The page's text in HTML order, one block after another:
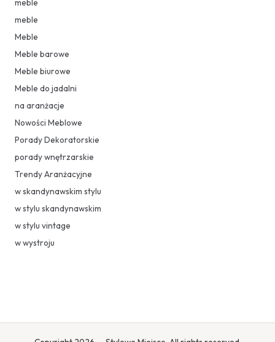
meble
meble
Meble
Meble barowe
Meble biurowe
Meble do jadalni
na aranżacje
Nowości Meblowe
Porady Dekoratorskie
porady wnętrzarskie
Trendy Aranżacyjne
w skandynawskim stylu
w stylu skandynawskim
w stylu vintage
w wystroju